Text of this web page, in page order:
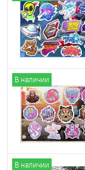
В наличии
В наличии